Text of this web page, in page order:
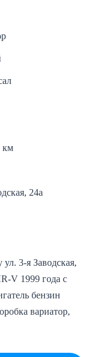
км
24а
3-я Заводская,
V 1999 года с
бензин
вариатор,